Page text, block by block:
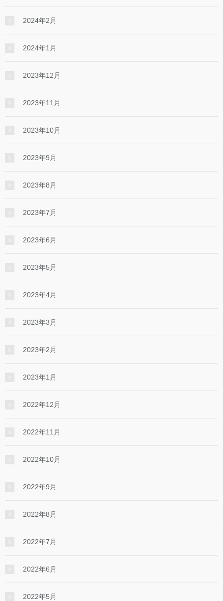
2024年2月
2024年1月
2023年12月
2023年11月
2023年10月
2023年9月
2023年8月
2023年7月
2023年6月
2023年5月
2023年4月
2023年3月
2023年2月
2023年1月
2022年12月
2022年11月
2022年10月
2022年9月
2022年8月
2022年7月
2022年6月
2022年5月